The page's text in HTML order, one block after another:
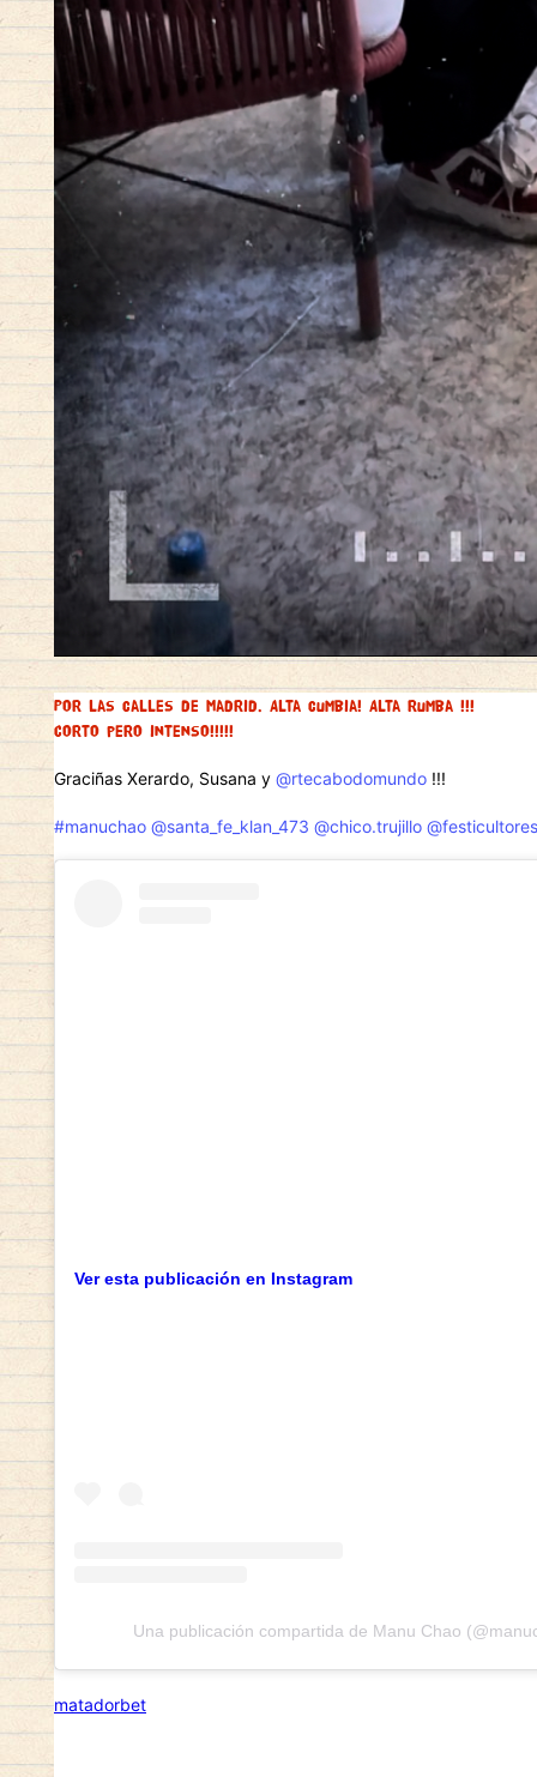
Por las calles de Madrid. Alta cumbia! Alta rumba !!!
Corto pero intenso!!!!!
Graciñas Xerardo, Susana y @rtecabodomundo !!!
#manuchao @santa_fe_klan_473 @chico.trujillo @festicultores
Ver esta publicación en Instagram
Una publicación compartida de Manu Chao
matadorbet